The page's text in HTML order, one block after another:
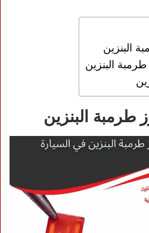
البنزين
البنزين
طرمبة البنزين